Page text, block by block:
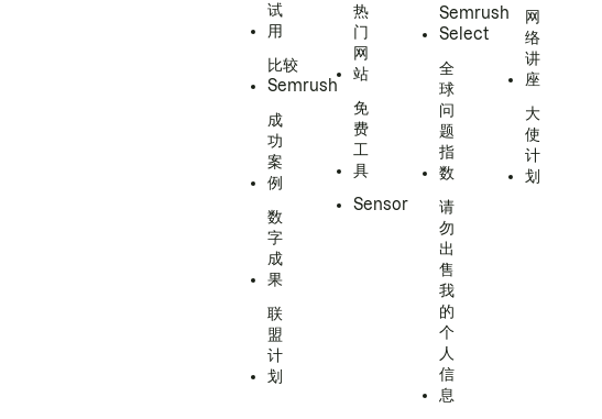
试
用
比较
Semrush
成
功
案
例
数
字
成
果
联
盟
计
划
热
门
网
站
免
费
工
具
Sensor
Semrush
Select
全
球
问
题
指
数
请
勿
出
售
我
的
个
人
信
息
网
络
讲
座
大
使
计
划